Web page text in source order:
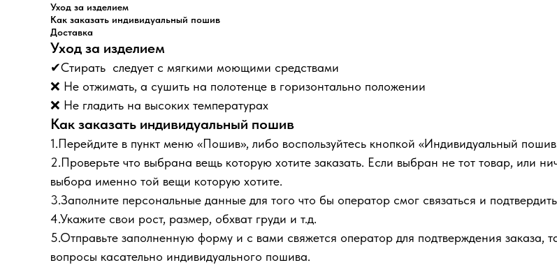
Уход за изделием
Как заказать индивидуальный пошив
Доставка
Уход за изделием
✔Стирать следует с мягкими моющими средствами
❌ Не отжимать, а сушить на полотенце в горизонтально положении
❌ Не гладить на высоких температурах
Как заказать индивидуальный пошив
1.Перейдите в пункт меню «Пошив», либо воспользуйтесь кнопкой «Индивидуальный
2.Проверьте что выбрана вещь которую хотите заказать. Если выбран не тот товар, или
выбора именно той вещи которую хотите.
3.Заполните персональные данные для того что бы оператор смог связаться и подтвердить
4.Укажите свои рост, размер, обхват груди и т.д.
5.Отправьте заполненную форму и с вами свяжется оператор для подтверждения заказа,
вопросы касательно индивидуального пошива.